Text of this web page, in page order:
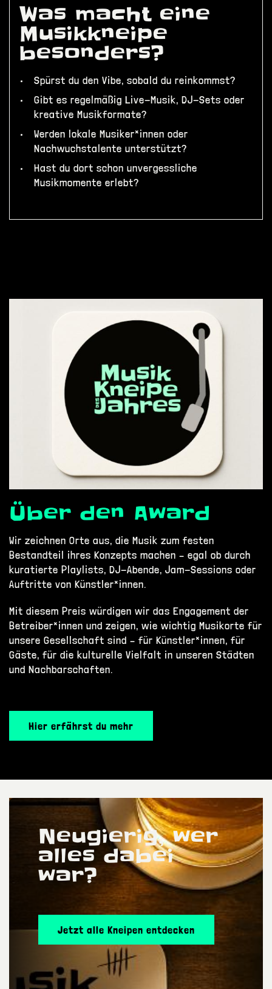
Was macht eine
Musikkneipe
besonders?
Spürst du den Vibe, sobald du reinkommst?
Gibt es regelmäßig Live-Musik, DJ-Sets oder
kreative Musikformate?
Werden lokale Musiker*innen oder
Nachwuchstalente unterstützt?
Hast du dort schon unvergessliche
Musikmomente erlebt?
Über den Award
Wir zeichnen Orte aus, die Musik zum festen
Bestandteil ihres Konzepts machen – egal ob durch
kuratierte Playlists, DJ-Abende, Jam-Sessions oder
Auftritte von Künstler*innen.
Mit diesem Preis würdigen wir das Engagement der
Betreiber*innen und zeigen, wie wichtig Musikorte für
unsere Gesellschaft sind – für Künstler*innen, für
Gäste, für die kulturelle Vielfalt in unseren Städten
und Nachbarschaften.
Hier erfährst du mehr
Neugierig, wer
alles dabei
war?
Jetzt alle Kneipen entdecken